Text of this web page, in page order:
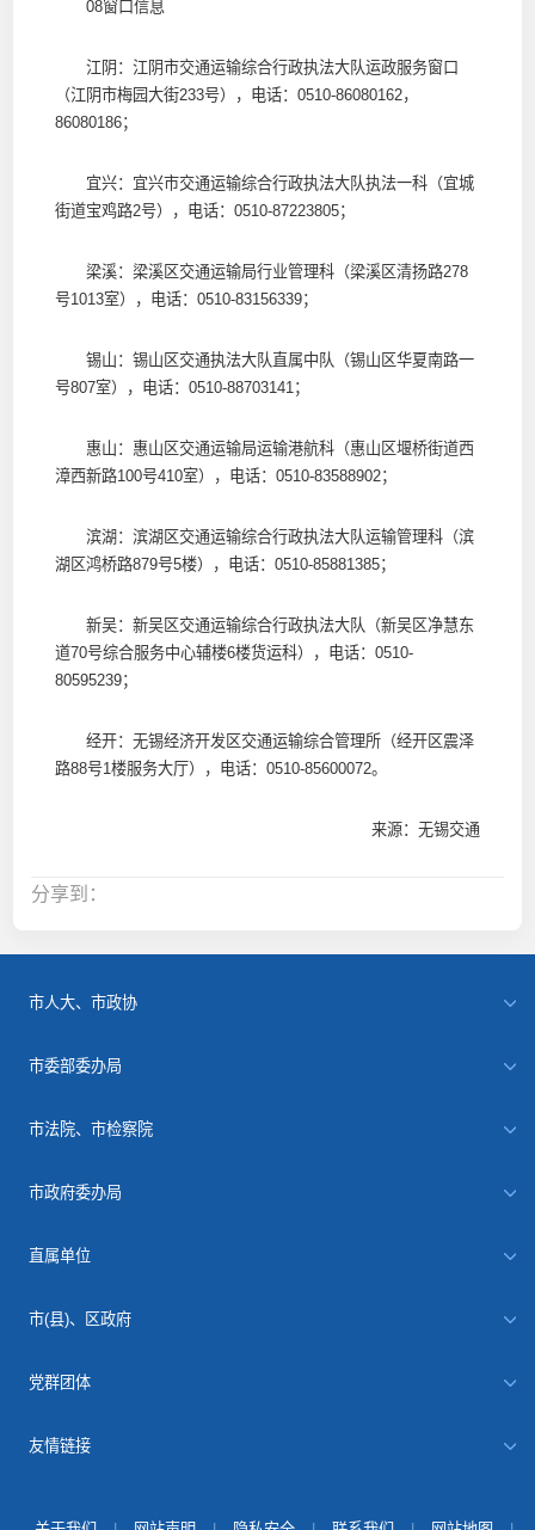
08窗口信息
江阴：江阴市交通运输综合行政执法大队运政服务窗口
（江阴市梅园大街233号），电话：0510-86080162，
86080186；
宜兴：宜兴市交通运输综合行政执法大队执法一科（宜城
街道宝鸡路2号），电话：0510-87223805；
梁溪：梁溪区交通运输局行业管理科（梁溪区清扬路278
号1013室），电话：0510-83156339；
锡山：锡山区交通执法大队直属中队（锡山区华夏南路一
号807室），电话：0510-88703141；
惠山：惠山区交通运输局运输港航科（惠山区堰桥街道西
漳西新路100号410室），电话：0510-83588902；
滨湖：滨湖区交通运输综合行政执法大队运输管理科（滨
湖区鸿桥路879号5楼），电话：0510-85881385；
新吴：新吴区交通运输综合行政执法大队（新吴区净慧东
道70号综合服务中心辅楼6楼货运科），电话：0510-
80595239；
经开：无锡经济开发区交通运输综合管理所（经开区震泽
路88号1楼服务大厅），电话：0510-85600072。
来源：无锡交通
分享到：
市人大、市政协
市委部委办局
市法院、市检察院
市政府委办局
直属单位
市(县)、区政府
党群团体
友情链接